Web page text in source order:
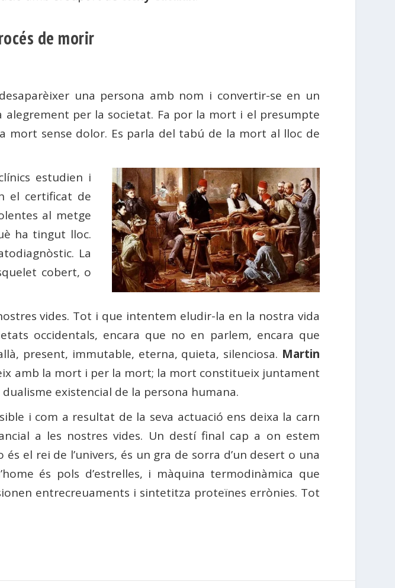
de morir
una persona amb nom i convertir-se en un
per la societat. Fa por la mort i el presumpte
mort sense dolor. Es parla del tabú de la mort al lloc de
estudien i
el certificat de
al metge
ha tingut lloc.
La
cobert, o
vides. Tot i que intentem eludir-la en la nostra vida
occidentals, encara que no en parlem, encara que
present, immutable, eterna, quieta, silenciosa. Martin
amb la mort i per la mort; la mort constitueix juntament
existencial de la persona humana.
i com a resultat de la seva actuació ens deixa la carn
a les nostres vides. Un destí final cap a on estem
el rei de l’univers, és un gra de sorra d’un desert o una
és pols d’estrelles, i màquina termodinàmica que
entrecreuaments i sintetitza proteïnes errònies. Tot